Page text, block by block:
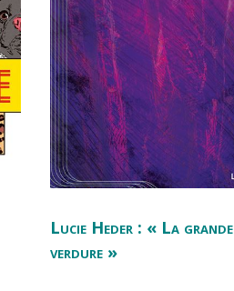
Lucie Heder : « La grande
verdure »